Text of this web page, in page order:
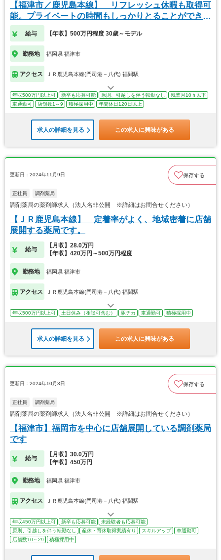
【福津市／鹿児島本線】 リフレッシュ休暇も取得可
能。プライベートの時間もしっかりとることができま
す。
給与 【年収】500万円程度 30歳～モデル
勤務地 福岡県 福津市
アクセス ＪＲ鹿児島本線(門司港－八代) 福間駅
年収500万円以上可 新卒も応募可能 原則、引越しを伴う転勤なし
残業月10ｈ以下
車通勤可
店舗数1～9 積極採用中 年間休日120日以上
求人の詳細を見る この求人に興味がある
更新日：2024年11月9日 保存する
正社員 調剤薬局
調剤薬局の薬剤師求人（法人名非公開 ※詳細はお問合せください）
【ＪＲ鹿児島本線】 定着率がよく、地域密着に店舗
展開する薬局です。
給与
【月収】28.0万円
【年収】420万円～500万円程度
勤務地 福岡県 福津市
アクセス ＪＲ鹿児島本線(門司港－八代) 福間駅
年収500万円以上可 土日休み（相談可含む） 駅チカ 車通勤可 積極採用中
求人の詳細を見る この求人に興味がある
更新日：2024年10月3日 保存する
正社員 調剤薬局
調剤薬局の薬剤師求人（法人名非公開 ※詳細はお問合せください）
【福津市】福岡市を中心に店舗展開している調剤薬局
です
給与
【月収】30.0万円
【年収】450万円
勤務地 福岡県 福津市
アクセス ＪＲ鹿児島本線(門司港－八代) 福間駅
年収450万円以上可 新卒も応募可能
未経験者も応募可能
原則、引越しを伴う転勤なし
産休・育休取得実績有り スキルアップ
車通勤可
店舗数10～29
積極採用中